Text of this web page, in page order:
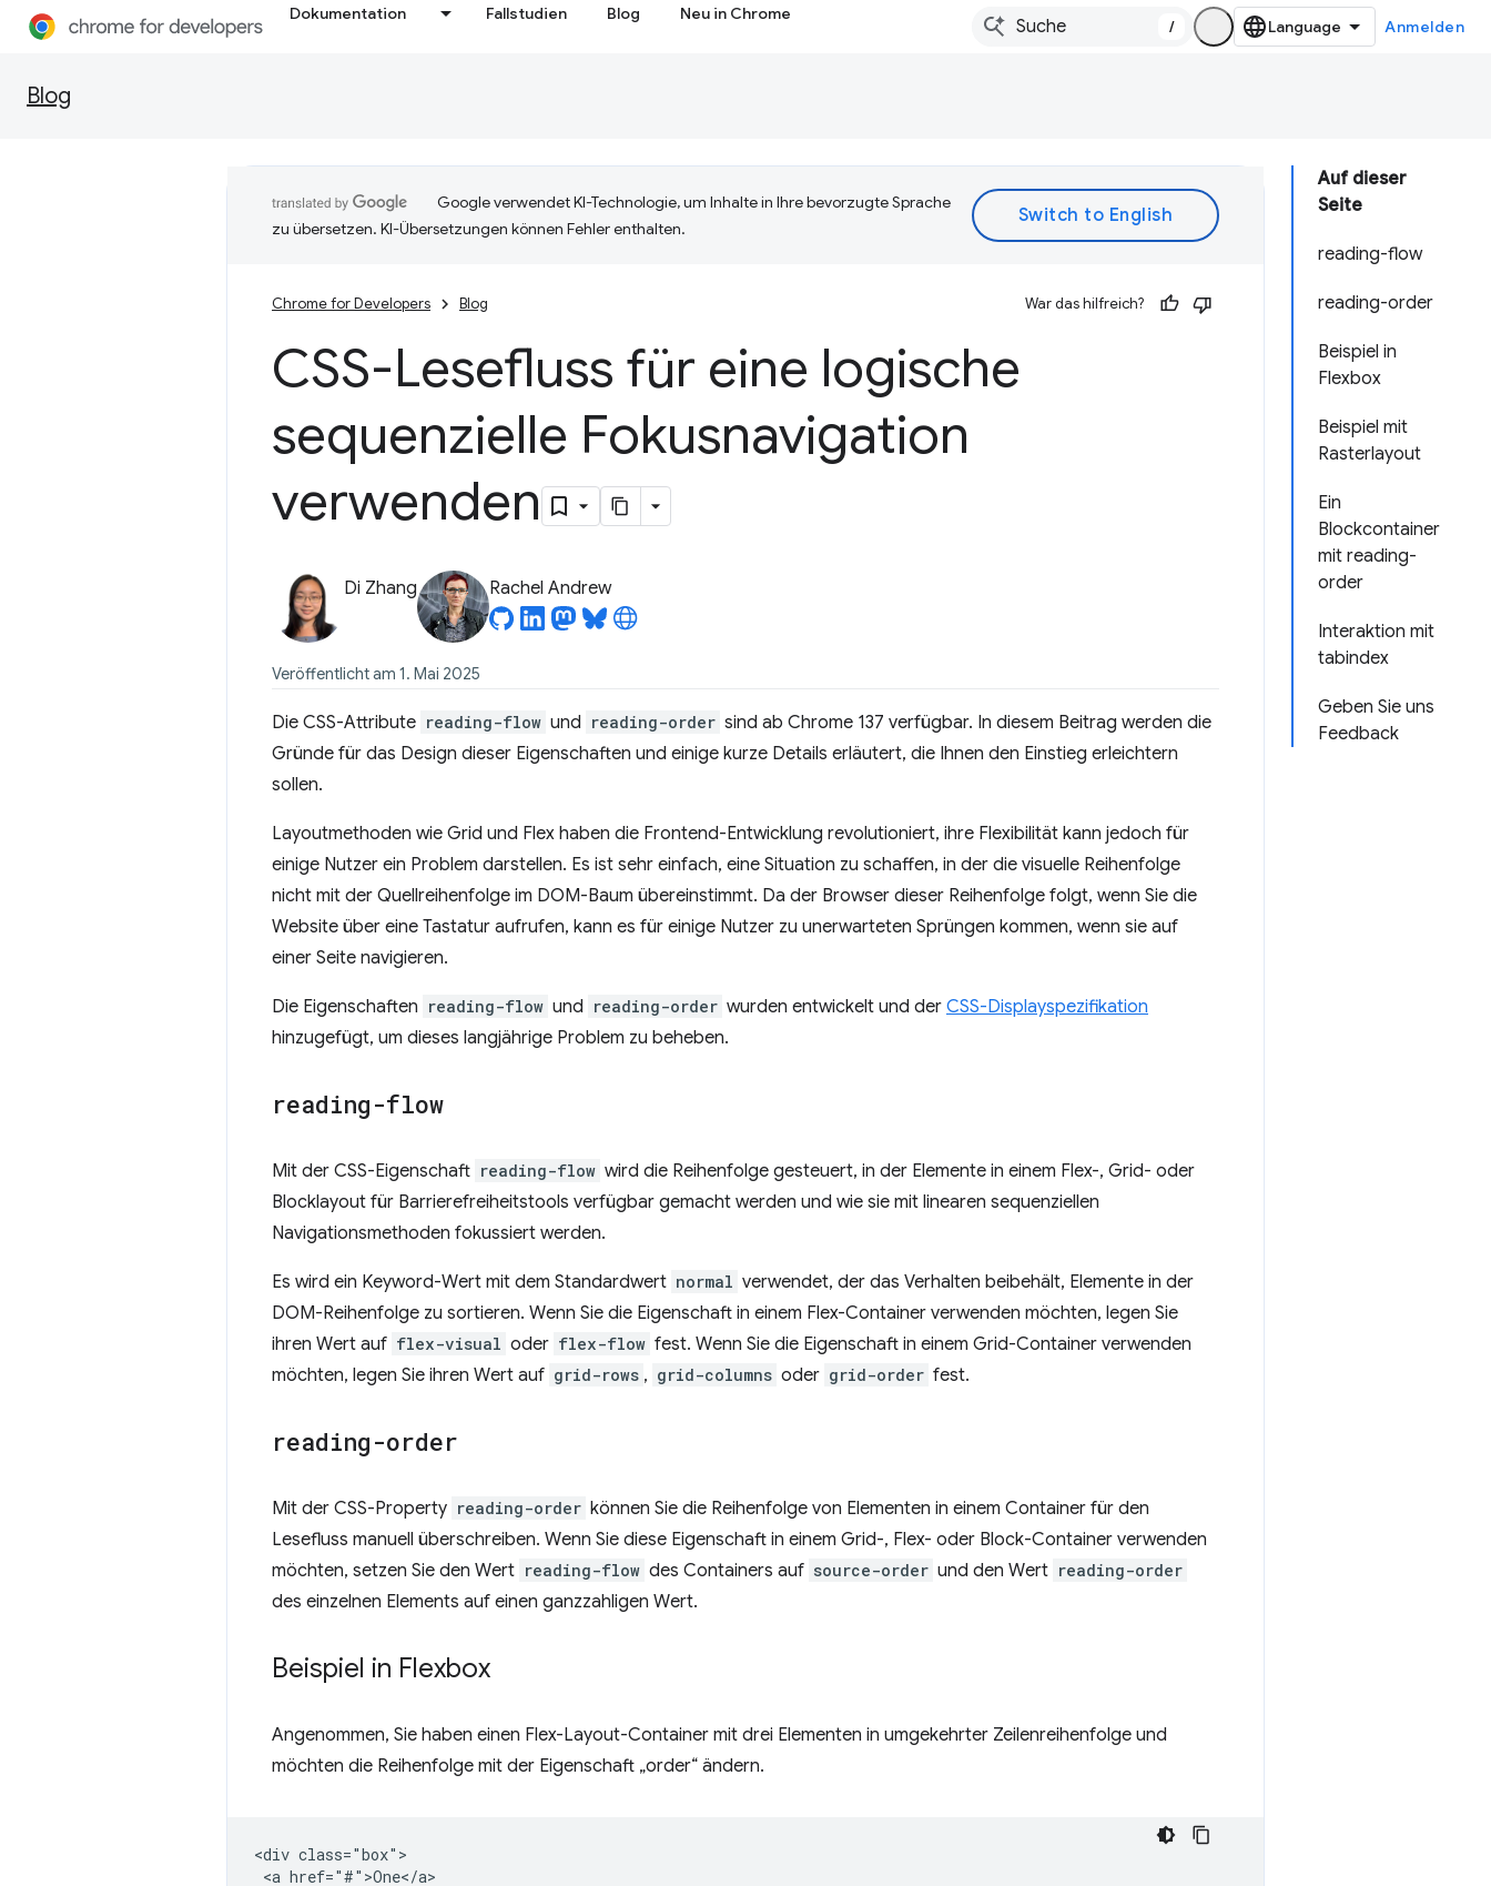
Dokumentation Fallstudien Blog Neu in Chrome
/ Anmelden
Blog
Auf dieser
Seite
reading-flow
reading-order
Beispiel in
Flexbox
Beispiel mit
Rasterlayout
Ein
Blockcontainer
mit reading-
order
Interaktion mit
tabindex
Geben Sie uns
Feedback
Google verwendet KI-Technologie, um Inhalte in Ihre bevorzugte Sprache
zu übersetzen. KI-Übersetzungen können Fehler enthalten.
Chrome for Developers Blog War das hilfreich?
CSS-Lesefluss für eine logische
sequenzielle Fokusnavigation
verwenden
Di Zhang Rachel Andrew
Veröffentlicht am 1. Mai 2025
Die CSS-Attribute reading-flow und reading-order sind ab Chrome 137 verfügbar. In diesem Beitrag werden die
Gründe für das Design dieser Eigenschaften und einige kurze Details erläutert, die Ihnen den Einstieg erleichtern
sollen.
Layoutmethoden wie Grid und Flex haben die Frontend-Entwicklung revolutioniert, ihre Flexibilität kann jedoch für
einige Nutzer ein Problem darstellen. Es ist sehr einfach, eine Situation zu schaffen, in der die visuelle Reihenfolge
nicht mit der Quellreihenfolge im DOM-Baum übereinstimmt. Da der Browser dieser Reihenfolge folgt, wenn Sie die
Website über eine Tastatur aufrufen, kann es für einige Nutzer zu unerwarteten Sprüngen kommen, wenn sie auf
einer Seite navigieren.
Die Eigenschaften reading-flow und reading-order wurden entwickelt und der CSS-Displayspezifikation
hinzugefügt, um dieses langjährige Problem zu beheben.
reading-flow
Mit der CSS-Eigenschaft reading-flow wird die Reihenfolge gesteuert, in der Elemente in einem Flex-, Grid- oder
Blocklayout für Barrierefreiheitstools verfügbar gemacht werden und wie sie mit linearen sequenziellen
Navigationsmethoden fokussiert werden.
Es wird ein Keyword-Wert mit dem Standardwert normal verwendet, der das Verhalten beibehält, Elemente in der
DOM-Reihenfolge zu sortieren. Wenn Sie die Eigenschaft in einem Flex-Container verwenden möchten, legen Sie
ihren Wert auf flex-visual oder flex-flow fest. Wenn Sie die Eigenschaft in einem Grid-Container verwenden
möchten, legen Sie ihren Wert auf grid-rows , grid-columns oder grid-order fest.
reading-order
Mit der CSS-Property reading-order können Sie die Reihenfolge von Elementen in einem Container für den
Lesefluss manuell überschreiben. Wenn Sie diese Eigenschaft in einem Grid-, Flex- oder Block-Container verwenden
möchten, setzen Sie den Wert reading-flow des Containers auf source-order und den Wert reading-order
des einzelnen Elements auf einen ganzzahligen Wert.
Beispiel in Flexbox
Angenommen, Sie haben einen Flex-Layout-Container mit drei Elementen in umgekehrter Zeilenreihenfolge und
möchten die Reihenfolge mit der Eigenschaft „order“ ändern.
<div class="box">
<a href="#">One</a>